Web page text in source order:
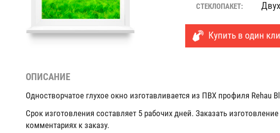
СТЕКЛОПАКЕТ:
Купить в один
ОПИСАНИЕ
Одностворчатое глухое окно изготавливается из ПВХ профиля
Срок изготовления составляет 5 рабочих дней. Заказать
комментариях к заказу.